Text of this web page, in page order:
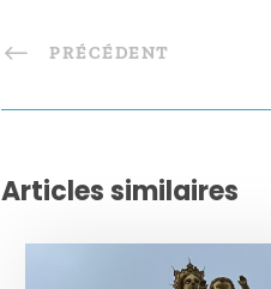
PRÉCÉDENT
Articles similaires